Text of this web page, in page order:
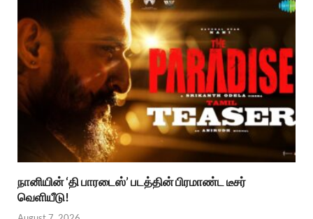
நானியின் ‘தி பாரடைஸ்’ படத்தின் பிரமாண்ட டீசர்
வெளியீடு!